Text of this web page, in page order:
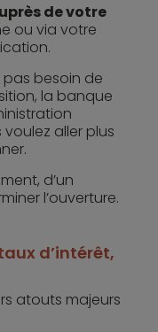
Illimité Oui
10
millions
€
10
de votre
ou via votre
pas besoin de
la banque
aller plus
d’un
l’ouverture.
d’intérêt,
atouts majeurs